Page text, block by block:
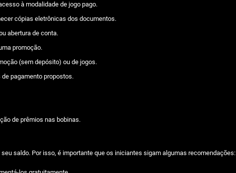
à modalidade de jogo pago.
cópias eletrônicas dos documentos.
abertura de conta.
promoção.
(sem depósito) ou de jogos.
pagamento propostos.
de prêmios nas bobinas.
saldo. Por isso, é importante que os iniciantes sigam algumas recomendações: